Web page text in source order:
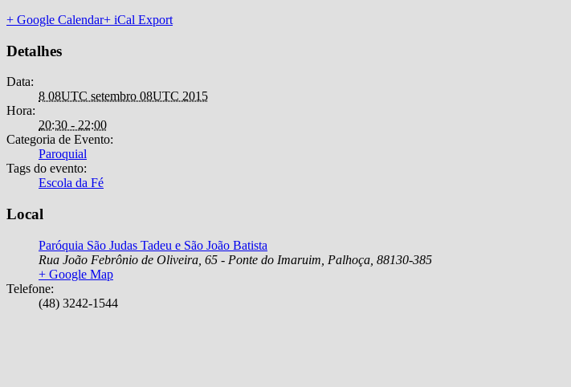
+ Google Calendar+ iCal Export
Detalhes
Data:
8 08UTC setembro 08UTC 2015
Hora:
20:30 - 22:00
Categoria de Evento:
Paroquial
Tags do evento:
Escola da Fé
Local
Paróquia São Judas Tadeu e São João Batista
Rua João Febrônio de Oliveira, 65 - Ponte do Imaruim Palhoça 88130-385
+ Google Map
Telefone:
(48) 3242-1544